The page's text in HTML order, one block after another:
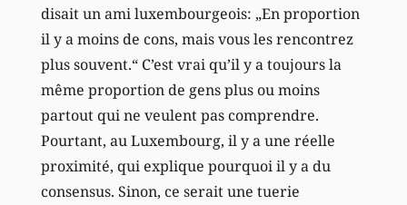
disait un ami luxembourgeois: „En proportion
il y a moins de cons, mais vous les rencontrez
plus souvent.“ C’est vrai qu’il y a toujours la
même proportion de gens plus ou moins
partout qui ne veulent pas comprendre.
Pourtant, au Luxembourg, il y a une réelle
proximité, qui explique pourquoi il y a du
consensus. Sinon, ce serait une tuerie